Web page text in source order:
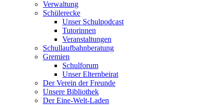
Verwaltung
Schülerecke
Unser Schulpodcast
Tutorinnen
Veranstaltungen
Schullaufbahnberatung
Gremien
Schulforum
Unser Elternbeirat
Der Verein der Freunde
Unsere Bibliothek
Der Eine-Welt-Laden